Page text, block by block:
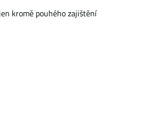
kromě pouhého zajištění